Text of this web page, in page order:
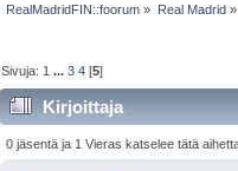
RealMadridFIN::foorum » Real Madrid»
Sivuja: 1 ...3 4 [5]
Kirjoittaja
0 jäsentä ja 1 Vieras katselee tätä